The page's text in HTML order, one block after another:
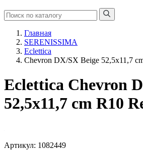
Главная
SERENISSIMA
Eclettica
Chevron DX/SX Beige 52,5x11,7
Eclettica Chevron
52,5x11,7 cm R10
Артикул: 1082449